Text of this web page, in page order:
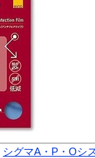
シグマA・P・Oシ